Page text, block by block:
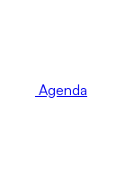
Agenda